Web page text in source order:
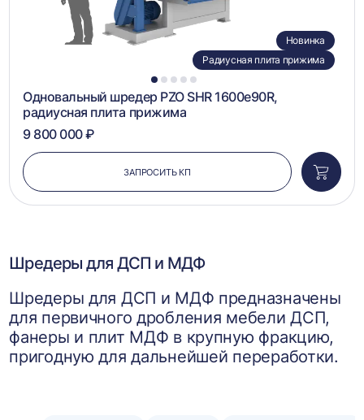
1 2 3 4 5
Новинка
Радиусная плита прижима
Одновальный шредер PZO SHR 1600e90R,
радиусная плита прижима
9 800 000 ₽
ЗАПРОСИТЬ КП
в
Шредеры для ДСП и МДФ
Шредеры для ДСП и МДФ предназначены
для первичного дробления мебели ДСП,
фанеры и плит МДФ в крупную фракцию,
пригодную для дальнейшей переработки.